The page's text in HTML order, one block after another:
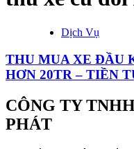
Dịch Vụ
THU MUA XE ĐẦU
HƠN 20TR – TIỀN
CÔNG TY
PHÁT